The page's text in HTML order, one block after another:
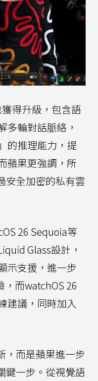
得升級，包含語
多輪對話脈絡，
的推理能力，提
蘋果更強調，所
安全加密的私有雲
26 Sequoia等
Glass設計，
示支援，進一步
而watchOS 26
建議，同時加入
，而是蘋果進一步
鍵一步。從視覺語